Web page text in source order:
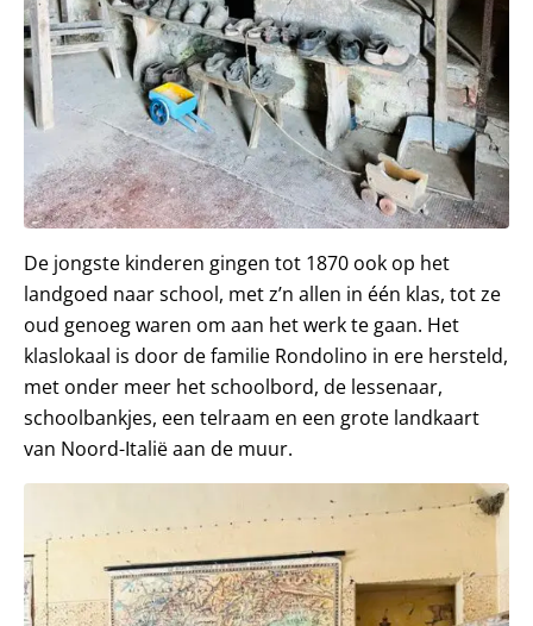
De jongste kinderen gingen tot 1870 ook op het
landgoed naar school, met z’n allen in één klas, tot ze
oud genoeg waren om aan het werk te gaan. Het
klaslokaal is door de familie Rondolino in ere hersteld,
met onder meer het schoolbord, de lessenaar,
schoolbankjes, een telraam en een grote landkaart
van Noord-Italië aan de muur.